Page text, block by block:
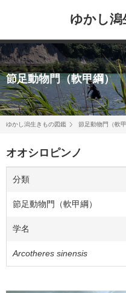
ゆかし潟
節足動物門（軟甲綱）
ゆかし潟生きもの図鑑 節足動物門（軟甲
オオシロピンノ
分類
節足動物門（軟甲綱）
学名
Arcotheres sinensis